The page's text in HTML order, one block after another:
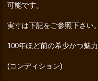
可能です。
実寸は下記をご参照下さい。
100年ほど前の希少かつ魅
(コンディション)